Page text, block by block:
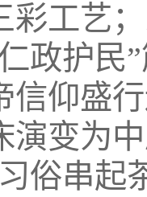
彩工艺
政护民
信仰盛
演变为
俗串起